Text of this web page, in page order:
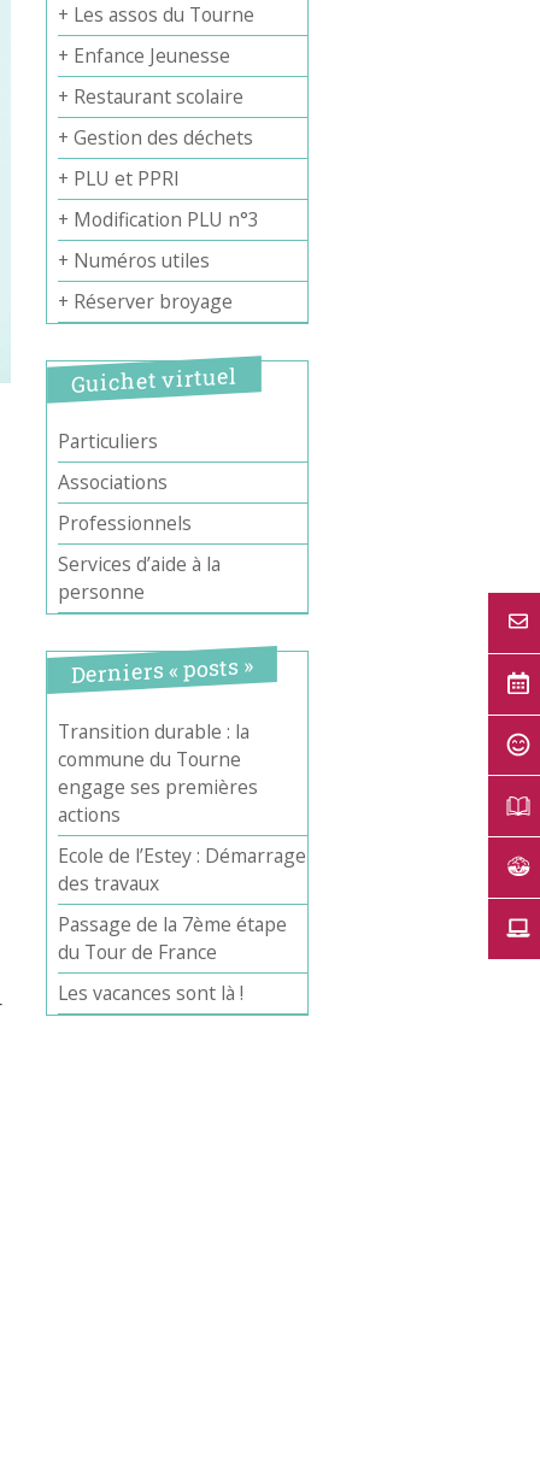
+ Les assos du Tourne
+ Enfance Jeunesse
+ Restaurant scolaire
+ Gestion des déchets
+ PLU et PPRI
+ Modification PLU n°3
+ Numéros utiles
+ Réserver broyage
Guichet virtuel
Particuliers
Associations
Professionnels
Services d’aide à la
personne
Derniers « posts »
Transition durable : la
commune du Tourne
engage ses premières
actions
Ecole de l’Estey : Démarrage
des travaux
Passage de la 7ème étape
du Tour de France
Les vacances sont là !